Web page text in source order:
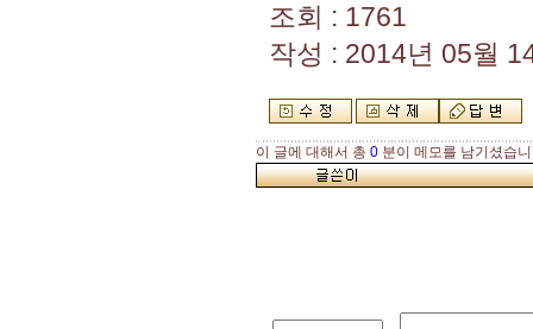
조회 : 1761
작성 : 2014년 05월
이 글에 대해서 총 0 분이 메모를 남기셨습